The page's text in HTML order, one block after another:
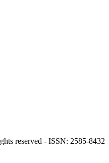
reserved - ISSN: 2585-8432